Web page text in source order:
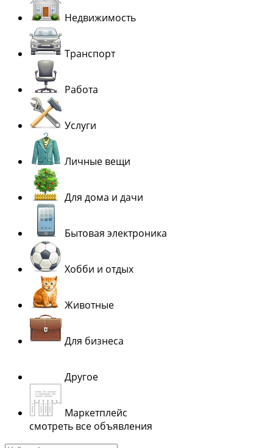
Недвижимость
Транспорт
Работа
Услуги
Личные вещи
Для дома и дачи
Бытовая электроника
Хобби и отдых
Животные
Для бизнеса
Другое
Маркетплейс
смотреть все объявления